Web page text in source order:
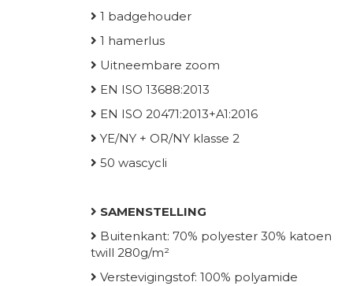
1 badgehouder
1 hamerlus
Uitneembare zoom
EN ISO 13688:2013
EN ISO 20471:2013+A1:2016
YE/NY + OR/NY klasse 2
50 wascycli
SAMENSTELLING
Buitenkant: 70% polyester 30% katoen
twill 280g/m²
Verstevigingstof: 100% polyamide